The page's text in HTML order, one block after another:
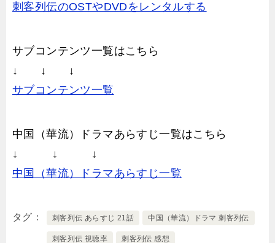
刺客列伝のOSTやDVDをレンタルする
サブコンテンツ一覧はこちら
↓ ↓ ↓
サブコンテンツ一覧
中国（華流）ドラマあらすじ一覧はこちら
↓ ↓ ↓
中国（華流）ドラマあらすじ一覧
タグ 刺客列伝 あらすじ 21話 中国（華流）ドラマ 刺客列伝
刺客列伝 視聴率 刺客列伝 感想